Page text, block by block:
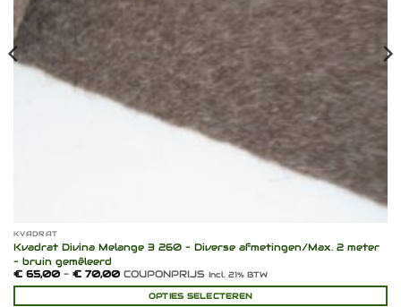
KVADRAT
Kvadrat Divina Melange 3 260 – Diverse afmetingen/Max. 2 meter
– bruin gemêleerd
€65,00 - €70,00Prijsklasse:
€ 65,00
tot
€ 70,00
COUPONPRIJS Incl. 21% BTW
OPTIES SELECTEREN